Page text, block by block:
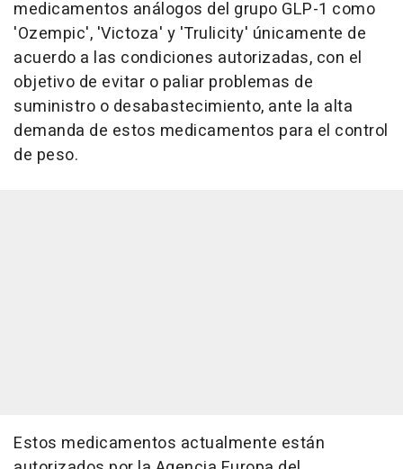
medicamentos análogos del grupo GLP-1 como
'Ozempic', 'Victoza' y 'Trulicity' únicamente de
acuerdo a las condiciones autorizadas, con el
objetivo de evitar o paliar problemas de
suministro o desabastecimiento, ante la alta
demanda de estos medicamentos para el control
de peso.
Estos medicamentos actualmente están